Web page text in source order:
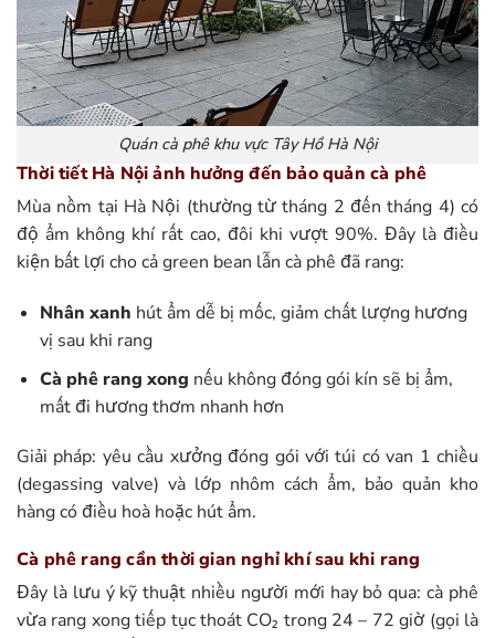
Quán cà phê khu vực Tây Hồ Hà Nội
Thời tiết Hà Nội ảnh hưởng đến bảo quản cà phê
Mùa nồm tại Hà Nội (thường từ tháng 2 đến tháng 4) có
độ ẩm không khí rất cao, đôi khi vượt 90%. Đây là điều
kiện bất lợi cho cả green bean lẫn cà phê đã rang:
Nhân xanh hút ẩm dễ bị mốc, giảm chất lượng hương
vị sau khi rang
Cà phê rang xong nếu không đóng gói kín sẽ bị ẩm,
mất đi hương thơm nhanh hơn
Giải pháp: yêu cầu xưởng đóng gói với túi có van 1 chiều
(degassing valve) và lớp nhôm cách ẩm, bảo quản kho
hàng có điều hoà hoặc hút ẩm.
Cà phê rang cần thời gian nghỉ khí sau khi rang
Đây là lưu ý kỹ thuật nhiều người mới hay bỏ qua: cà phê
vừa rang xong tiếp tục thoát CO₂ trong 24 – 72 giờ (gọi là